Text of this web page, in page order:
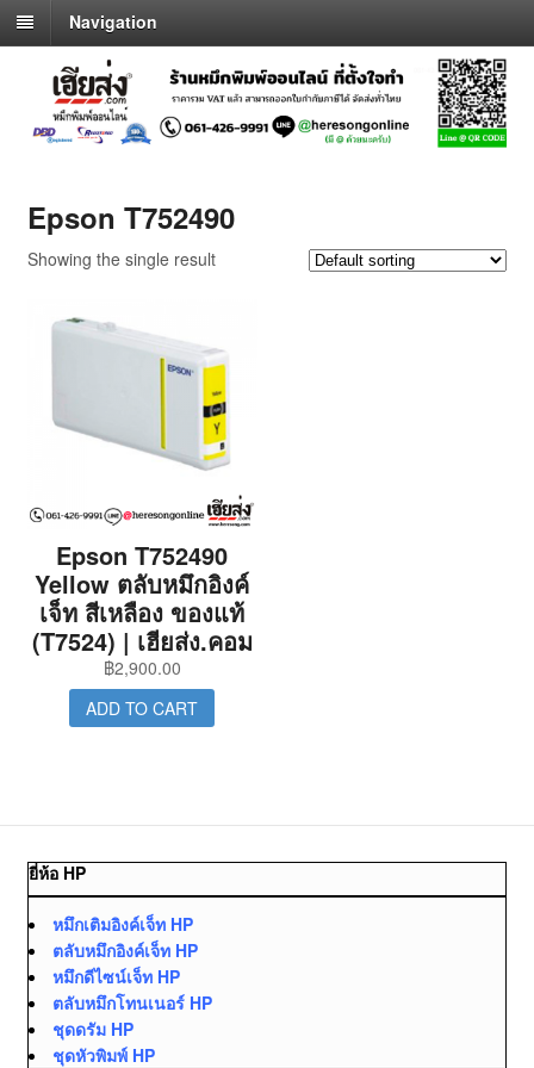
Navigation
Epson T752490
Showing the single result
Epson T752490
Yellow ตลับหมึกอิงค์
เจ็ท สีเหลือง ของแท้
(T7524) | เฮียส่ง.คอม
฿2,900.00
ADD TO CART
ยี่ห้อ HP
หมึกเติมอิงค์เจ็ท HP
ตลับหมึกอิงค์เจ็ท HP
หมึกดีไซน์เจ็ท HP
ตลับหมึกโทนเนอร์ HP
ชุดดรัม HP
ชุดหัวพิมพ์ HP